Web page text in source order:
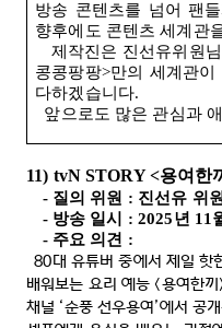
방송 콘텐츠를 넘어 팬
향후에도 콘텐츠 세계관
제작진은 진선유위원
콩콩팡팡>만의 세계관
다하겠습니다.
앞으로도 많은 관심과
11) tvN STORY <용여한
- 질의 위원 : 진선유 위원
- 방송 일시 : 2025년 11
- 주요 의견 :
80대 유튜버 중에서 제일 핫
배워보는 요리 예능 <용여한끼
채널 ‘순풍 선우용여’에서 공